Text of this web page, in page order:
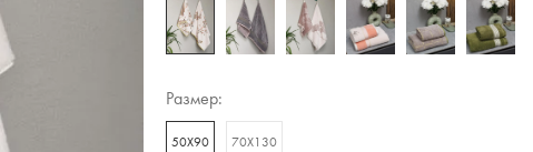
Размер:
50Х90 70Х130